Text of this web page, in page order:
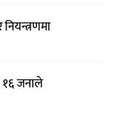
१६ जनाले